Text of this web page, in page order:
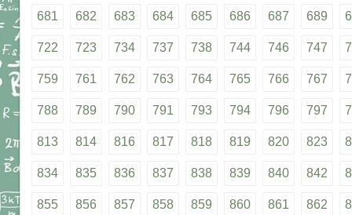
681 682 683 684 685 686 687 689
722 723 734 737 738 744 746 747
759 761 762 763 764 765 766 767
788 789 790 791 793 794 796 797
813 814 816 817 818 819 820 823
834 835 836 837 838 839 840 842
855 856 857 858 859 860 861 862